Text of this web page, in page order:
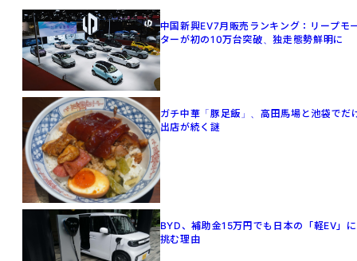
中国新興EV7月販売ランキング：リープモ
ターが初の10万台突破、独走態勢鮮明に
ガチ中華「豚足飯」、高田馬場と池袋でだ
出店が続く謎
BYD、補助金15万円でも日本の「軽EV」に
挑む理由